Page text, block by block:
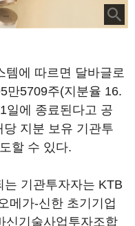
템에 따르면 달바글로
만5709주(지분율 16.
일에 종료된다고 공
지분 보유 기관투
할 수 있다.
기관투자자는 KTB
메가-신한 초기기업
신기술사업투자조합